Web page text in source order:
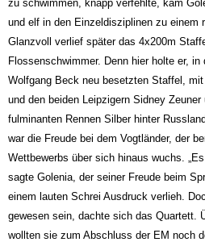
zu schwimmen, knapp verfehlte, kam
und elf in den Einzeldisziplinen zu einem
Glanzvoll verlief später das 4x200m
Flossenschwimmer. Denn hier holte er,
Wolfgang Beck neu besetzten Staffel,
und den beiden Leipzigern Sidney
fulminanten Rennen Silber hinter
war die Freude bei dem Vogtländer, der
Wettbewerbs über sich hinaus wuchs.
sagte Golenia, der seiner Freude beim
einem lauten Schrei Ausdruck verlieh.
gewesen sein, dachte sich das Quartett.
wollten sie zum Abschluss der EM noch